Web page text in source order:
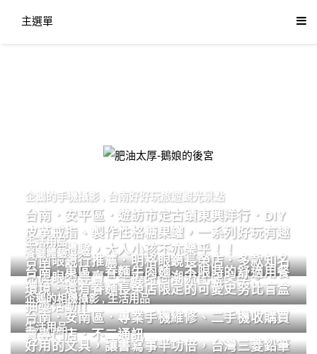
主選單
肥油太厚-鵝娘的後宮
企鵝的手機攝影 台南好好玩旅遊觀光景點
台南．安平區．遊訪市定古蹟東興洋行．DIY
皮革戒指、製作性格糖果罐，一系列好玩有趣
的手作體驗，大人小孩不亦樂乎！！
生活用品
台南眼鏡行推薦．明格眼鏡長榮店．多款知名
品牌眼鏡專賣．掌握時尚潮流配鏡美學。
餐廳體驗
台南．東區．眷麵牛肉麵．不限時的舒適用餐
環境．還有眷麵長榮店限定的可愛史努比盲盒
抽獎活動!!
企鵝的相機攝影,生活用品
台南．安南區．專業手機維修、二手機收購買
賣專門店．不二通訊
生活用品
好用的文具，讓書寫事半功倍，台灣三菱鉛筆